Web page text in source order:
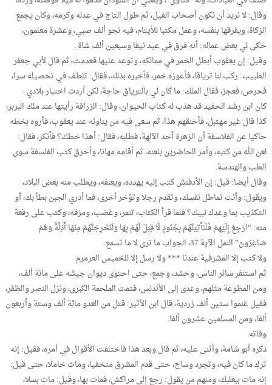
وقال: لا نريد أن نكون أصحاب الفيل، ثم طول التاج في عدله وكرمه، وكان يجمع
الزكاة، ويفرقها بنفسه، وعمل مكتبا للأيتام، فيه نحو ألف صبي، وعشرة معلمون،
حكى لي بعض عماله: أنه فرق في عيد نيفا وسبعين ألف شاة .
وقيل: إن يعقوب أبطل الخمر في ممالكه، وتوعد عليها فعدمت، ثم قال لأبي جعفر
الطبيب: ركب لنا ترياقا، فأعوزه خمر، فأخبره بذلك، فقال: تلطف في تحصيله سرا،
فحرص، فعجز، فقال الملك: ما كان لي بالترياق حاجة، لكن أردت اختبار بلادي .
كان ابن رشد الحفيد قد هذب له كتاب الحيوان، وقال: الزرافة رأيتها عند ملك البربر،
كذا قال غير مهتبل، فأحنقهم هذا، ثم سعى فيه من يناوئه عند يعقوب، فأروه بخطه
حاكيا عن الفلاسفة أن الزهرة أحد الآلهة، فطلبه، فقال: أهذا خطك؟ فأنكر، فقال:
لعن الله من كتبه، وأمر الحاضرين بلعنه، ثم أقامه مهانا، وأحرق كتب الفلسفة سوى
الطب والهندسة.
وقال أيضا: قيل: إن الأدفنش كتب إليه يهدده، ويعنفه، ويطلب منه بعض البلاد،
ويقول: وأنت تماطل نفسك، وتقدم رجلا وتؤخر أخرى، فما أدري الجبن بطأ بك، أو
التكذيب بما وعدك نبيك؟ فلما قرأ الكتاب، تنمر، وغضب، ومزقه، وكتب على رقعة
منه: “ارْجِعْ إِلَيْهِمْ فَلَنَأْتِيَنَّهُمْ بِجُنُودٍ لَا قِبَلَ لَهُمْ بِهَا وَلَنُخْرِجَنَّهُمْ مِنْهَا أَذِلَّةً وَهُمْ
صَاغِرُونَ” النمل الآية 37، الجواب ما ترى لا ما تسمع.
ولا كتب إلا المشرفية عندنا *** ولا رسل إلا للخميس العرمرم
ثم استنفر سائر الناس، وحشد، وجمع، حتى احتوى ديوان جيشه على مائة ألف،
ومن المطوعة مثلهم، وعدى إلى الأندلس، فتمت الملحمة الكبرى، ونزل النصر والظفر،
فقيل غنموا ستين ألف زردية، قال ابن الأثير: قتل من العدو مائة ألف وستة وأربعون
ألفا، ومن المسلمين عشرون ألفا.
وفاته
ذكره أبو شامة، وأثنى عليه، ثم قال وبعد هذا فاختلفت الأقوال في أمره، فقيل: إنه
ترك ما كان فيه، وتجرد وساح، حتى قدم المشرق متخفيا، ومات خاملا، حتى قيل:
إنه مات ببعلبك، ومنهم من يقول: رجع إلى مراكش، فمات بها، وقيل: مات بسلا،